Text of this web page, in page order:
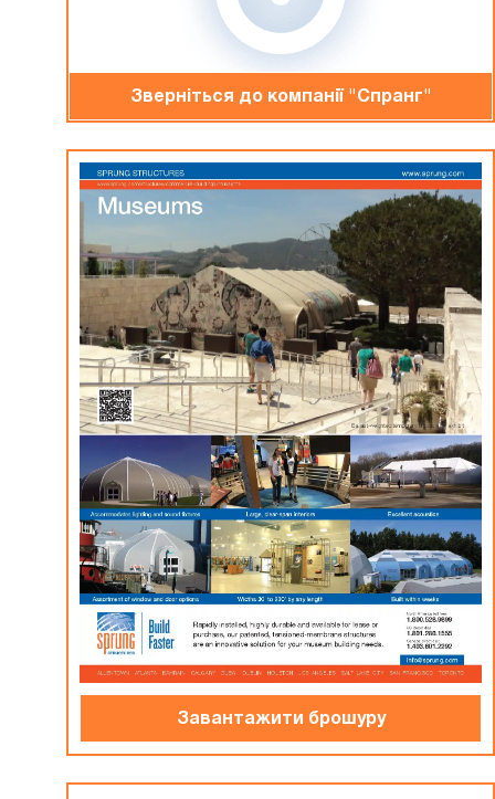
Зверніться до компанiї "Спранг"
Завантажити брошуру